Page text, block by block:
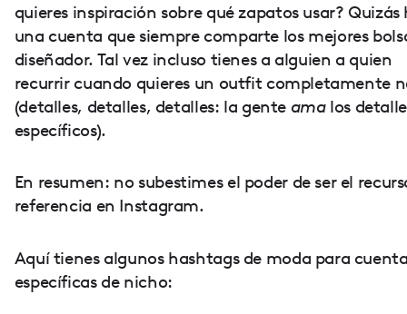
quieres inspiración sobre qué zapatos usar? Quizás
una cuenta que siempre comparte los mejores
diseñador. Tal vez incluso tienes a alguien a quien
recurrir cuando quieres un outfit completamente
(detalles, detalles, detalles: la gente amalos
específicos).
En resumen: no subestimes el poder de ser el
referencia en Instagram.
Aquí tienes algunos hashtags de moda para
específicas de nicho: